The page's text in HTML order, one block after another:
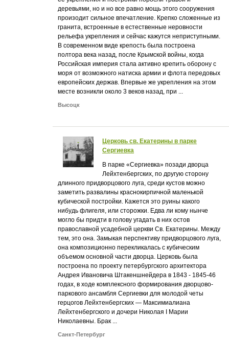
деревьями, но и но все равно мощь этого сооружения
произодит сильное впечатление. Крепко сложенные из
гранита, встроенные в естественные неровности
рельефа укрепления и сейчас кажутся неприступными.
В современном виде крепость была построена
полтора века назад, после Крымской войны, когда
Российская империя стала активно крепить оборону с
моря от возможного натиска армии и флота передовых
европейских держав. Впервые же укрепления на этом
месте возникли около 3 веков назад, при ...
Высоцк
Церковь св. Екатерины в парке
Сергиевка
В парке «Сергиевка» позади дворца
Лейхтенбергских, по другую сторону
длинного придворцового луга, среди кустов можно
заметить развалины краснокирпичной маленькой
кубической постройки. Кажется это руины какого
нибудь флигеля, или сторожки. Едва ли кому нынче
могло бы придти в голову угадать в них остов
православной усадебной церкви Св. Екатерины. Между
тем, это она. Замыкая перспективу придворцового луга,
она композиционно перекликалась с кубическим
объемом основной части дворца. Церковь была
построена по проекту петербургского архитектора
Андрея Ивановича Штакеншнейдера в 1843 - 1845-46
годах, в ходе комплексного формирования дворцово-
паркового ансамбля Сергиевки для молодой четы
герцогов Лейхтенбергских — Максимиалиана
Лейхтенбергского и дочери Николая I Марии
Николаевны. Брак ...
Санкт-Петербург